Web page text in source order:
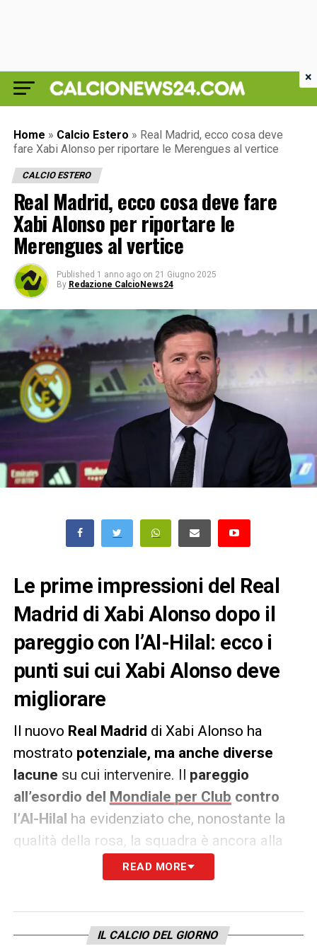
Home » Calcio Estero » Real Madrid, ecco cosa deve
fare Xabi Alonso per riportare le Merengues al vertice
CALCIO ESTERO
Real Madrid, ecco cosa deve fare
Xabi Alonso per riportare le
Merengues al vertice
Published 1 anno ago on 21 Giugno 2025
By Redazione CalcioNews24
Le prime impressioni del Real
Madrid di Xabi Alonso dopo il
pareggio con l’Al-Hilal: ecco i
punti sui cui Xabi Alonso deve
migliorare
Il nuovo Real Madrid di Xabi Alonso ha
mostrato potenziale, ma anche diverse
lacune su cui intervenire. Il pareggio
all’esordio del Mondiale per Club contro
l’Al-Hilal ha evidenziato che, nonostante la
qualità della rosa, la squadra è ancora alla
ricerca di una propria identità tattica. Alonso
ha iniziato con un 4-3-3, poi passato a
, anche a causa di infortuni e del
READ MORE
IL CALCIO DEL GIORNO
×